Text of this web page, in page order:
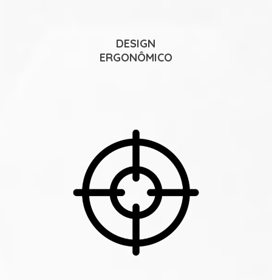
DESIGN
ERGONÔMICO